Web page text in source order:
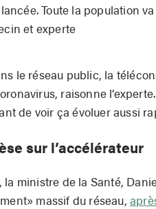
Toute la population
et experte
le réseau public, la
raisonne
de voir ça évoluer aussi
sur l’accélérateur
la ministre de la Santé,
massif du réseau,